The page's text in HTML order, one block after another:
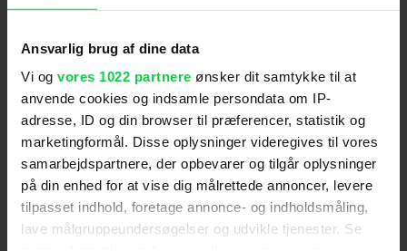
Ansvarlig brug af dine data
Vi og vores 1022 partnere ønsker dit samtykke til at
anvende cookies og indsamle persondata om IP-
adresse, ID og din browser til præferencer, statistik og
marketingformål. Disse oplysninger videregives til vores
samarbejdspartnere, der opbevarer og tilgår oplysninger
på din enhed for at vise dig målrettede annoncer, levere
tilpasset indhold, foretage annonce- og indholdsmåling,
lave målgruppeundersøgelser og udvikle tjenester. Se
Spider-Man får historisk åbning:
Kan det blive den største film
nogensinde?